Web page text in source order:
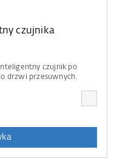
czujnika
czujnik po
drzwi przesuwnych.